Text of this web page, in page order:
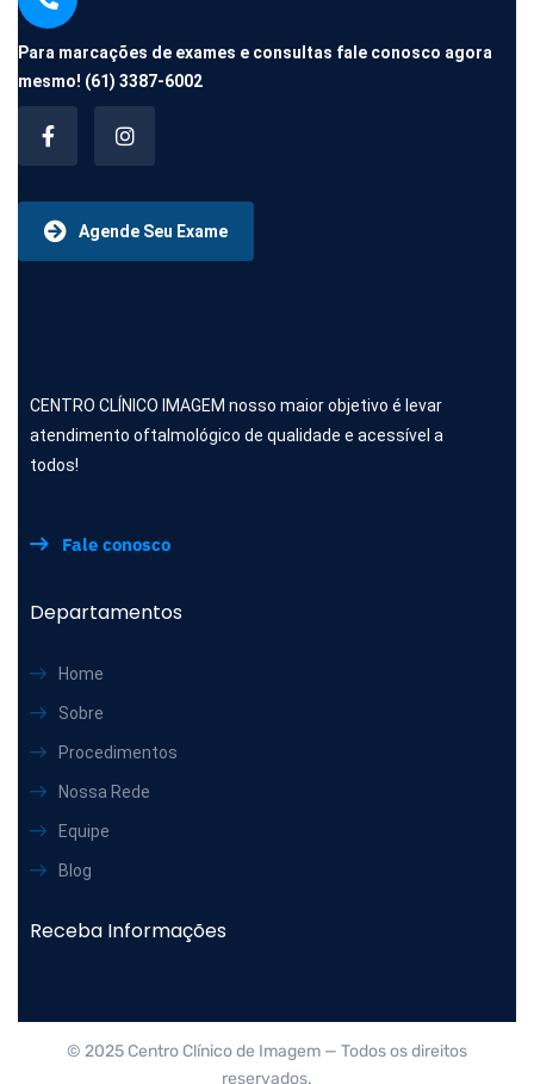
Para marcações de exames e consultas fale conosco agora
mesmo! (61) 3387-6002
Agende Seu Exame
CENTRO CLÍNICO IMAGEM nosso maior objetivo é levar
atendimento oftalmológico de qualidade e acessível a
todos!
Fale conosco
Departamentos
Home
Sobre
Procedimentos
Nossa Rede
Equipe
Blog
Receba Informações
© 2025 Centro Clínico de Imagem — Todos os direitos
reservados.